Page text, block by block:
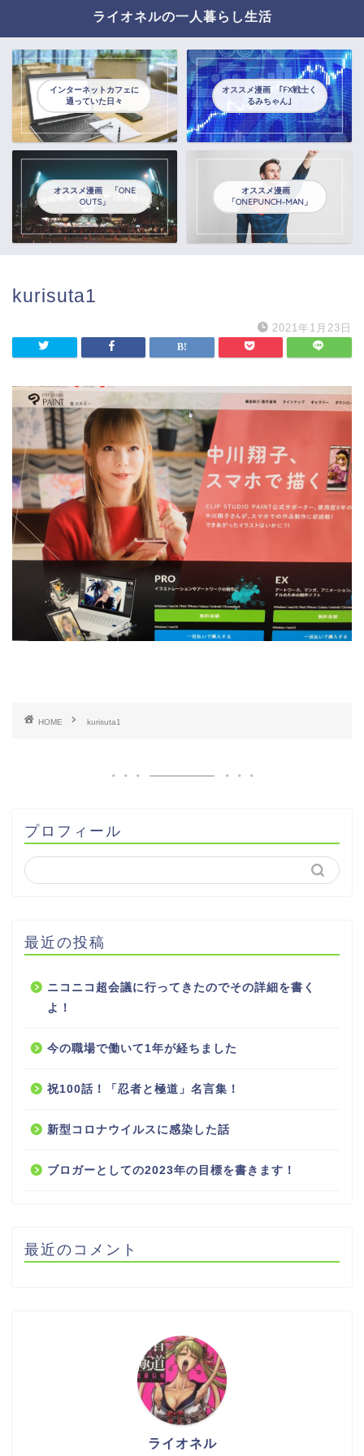
ライオネルの一人暮らし生活
インターネットカフェに
通っていた日々
オススメ漫画 ｢FX戦士く
るみちゃん｣
オススメ漫画 「ONE
OUTS」
オススメ漫画
「ONEPUNCH-MAN」
kurisuta1
2021年1月23日
HOME kurisuta1
プロフィール
最近の投稿
ニコニコ超会議に行ってきたのでその詳細を書く
よ！
今の職場で働いて1年が経ちました
祝100話！「忍者と極道」名言集！
新型コロナウイルスに感染した話
ブロガーとしての2023年の目標を書きます！
最近のコメント
ライオネル